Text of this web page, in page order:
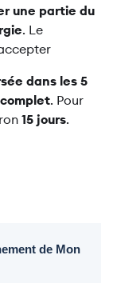
une partie du
. Le
dans les 5
. Pour
15 jours.
de Mon